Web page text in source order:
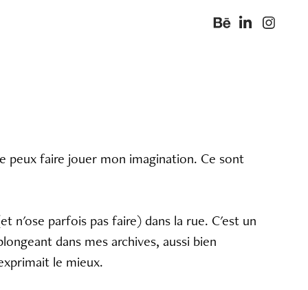
peux faire jouer mon imagination. Ce sont
n'ose parfois pas faire) dans la rue. C'est un
dans mes archives, aussi bien
le mieux.